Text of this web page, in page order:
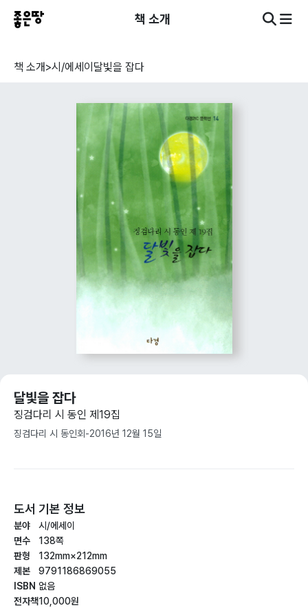
책 소개
책 소개>시/에세이 달빛을 잡다
달빛을 잡다
징검다리 시 동인 제19집
징검다리 시 동인회 -2016년 12월 15일
도서 기본 정보
분야
면수
판형
제본
ISBN
전자책
시/에세이
138쪽
132mm×212mm
9791186869055
없음
10,000원